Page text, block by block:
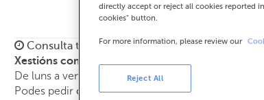
Consulta todos os horarios
Xestións comerciais
De luns a venres de 8:15 a 14:00.
Podes pedir cita previae atenderémoste o día e
directly accept or reject all cookies reported
cookies" button.
For more information, please review our
Reject All